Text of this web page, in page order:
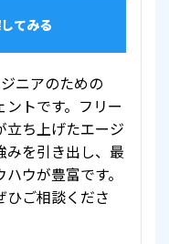
てみる
ニアのための
ントです。フリー
立ち上げたエージ
みを引き出し、最
ウが豊富です。
ひご相談くださ